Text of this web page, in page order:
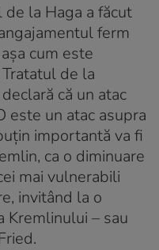
la Haga a făcut
ferm
cum este
de la
că un atac
este un atac asupra
importantă va fi
ca o diminuare
mai vulnerabili
invitând la o
Kremlinului – sau